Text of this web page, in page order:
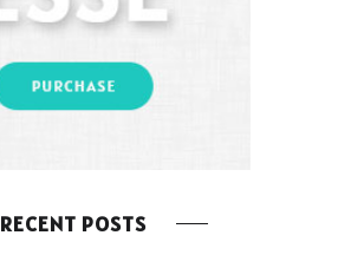
RECENT POSTS